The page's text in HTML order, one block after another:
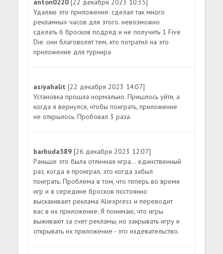
anton0220[22 декабря 2023 10:35]
Удаляю это приложение. сделал так много
рекламных часов для этого. невозможно
сделать 6 бросков подряд и не получить 1 Five
Die. они благоволят тем, кто потратил на это
приложение для турнира
asiyahalit[22 декабря 2023 14:07]
Установка прошла нормально. Пришлось уйти, а
когда я вернулся, чтобы поиграть, приложение
не открылось. Пробовал 3 раза.
barbuda589[26 декабря 2023 12:07]
Раньше это была отличная игра... единственный
раз, когда я проиграл, это когда забыл
поиграть. Проблема в том, что теперь во время
игр и в середине бросков постоянно
выскакивает реклама Aliexpress и переводит
вас в их приложение. Я понимаю, что игры
выживают за счет рекламы, но закрывать игру и
открывать их приложение - это издевательство.